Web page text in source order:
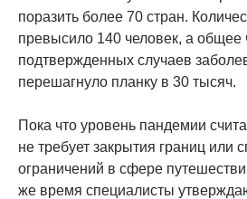
поразить более 70 стран.
превысило 140 человек, а
подтвержденных случаев
перешагнуло планку в 30 тысяч.
Пока что уровень пандемии
не требует закрытия границ или
ограничений в сфере
же время специалисты